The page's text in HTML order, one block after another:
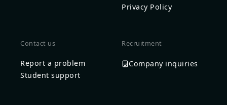
Privacy Policy
Contact us
Report a problem
Student support
Recruitment
Company inquiries